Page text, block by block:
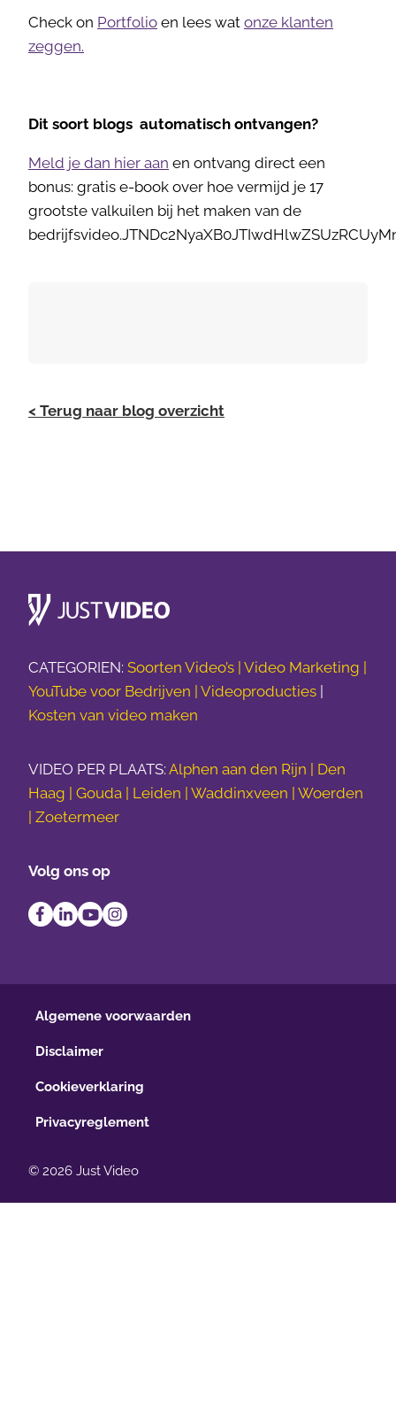
Check on Portfolio en lees wat onze klanten
zeggen.
Dit soort blogs automatisch ontvangen?
Meld je dan hier aan en ontvang direct een
bonus: gratis e-book over hoe vermijd je 17
grootste valkuilen bij het maken van de
< Terug naar blog overzicht
CATEGORIEN: Soorten Video’s | Video Marketing |
YouTube voor Bedrijven | Videoproducties |
Kosten van video maken
VIDEO PER PLAATS: Alphen aan den Rijn | Den
Haag | Gouda | Leiden | Waddinxveen | Woerden
| Zoetermeer
Volg ons op
Algemene voorwaarden
Disclaimer
Cookieverklaring
Privacyreglement
© 2026 Just Video